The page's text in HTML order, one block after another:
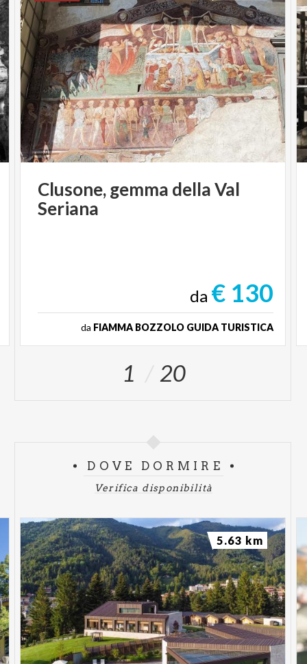
Clusone,gemma dellaVal
Seriana
da € 130
da FIAMMA BOZZOLO GUIDA TURISTICA
1 20
DOVE DORMIRE
Verifica disponibilità
5.63 km